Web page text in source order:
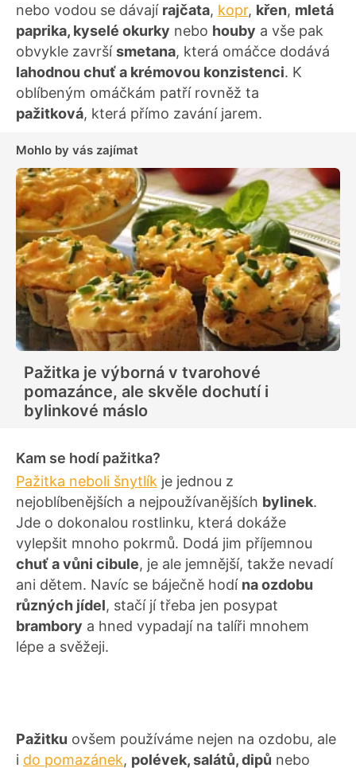
nebo vodou se dávají rajčata, kopr, křen, mletá
paprika, kyselé okurky nebo houby a vše pak
obvykle završísmetana, která omáčce dodává
lahodnou chuť a krémovou konzistenci. K
oblíbeným omáčkám patří rovněž ta
pažitková, která přímo zavání jarem.
Mohlo by vás zajímat
Pažitka je výborná v tvarohové
pomazánce, ale skvěle dochutí i
bylinkové máslo
Kam se hodí pažitka?
Pažitka neboli šnytlík je jednou z
nejoblíbenějších a nejpoužívanějších bylinek.
Jde o dokonalou rostlinku, která dokáže
vylepšit mnoho pokrmů. Dodá jim příjemnou
chuť a vůni cibule, je ale jemnější, takže nevadí
ani dětem. Navíc se báječně hodí na ozdobu
různých jídel, stačí jí třeba jen posypat
brambory a hned vypadají na talíři mnohem
lépe a svěžeji.
Pažitku ovšem používáme nejen na ozdobu, ale
i do pomazánek, polévek, salátů, dipů nebo